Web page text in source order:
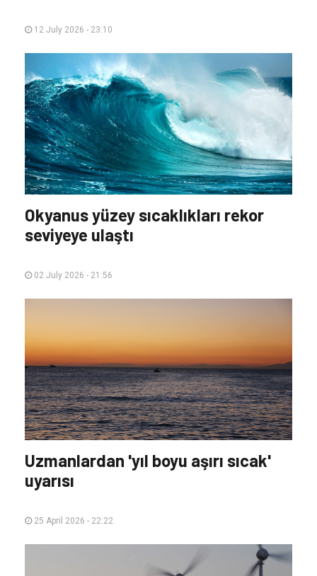
12 July 2026 - 23:10
Okyanus yüzey sıcaklıkları rekor
seviyeye ulaştı
02 July 2026 - 21:56
Uzmanlardan 'yıl boyu aşırı sıcak'
uyarısı
25 April 2026 - 22:22